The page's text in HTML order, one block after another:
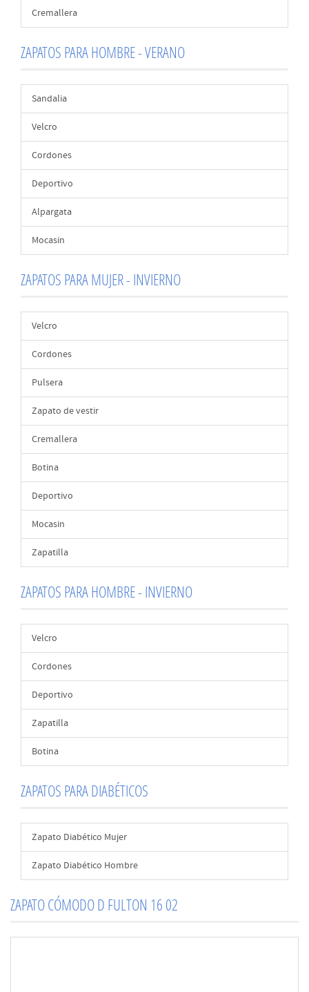
Cremallera
ZAPATOS PARA HOMBRE - VERANO
Sandalia
Velcro
Cordones
Deportivo
Alpargata
Mocasin
ZAPATOS PARA MUJER - INVIERNO
Velcro
Cordones
Pulsera
Zapato de vestir
Cremallera
Botina
Deportivo
Mocasin
Zapatilla
ZAPATOS PARA HOMBRE - INVIERNO
Velcro
Cordones
Deportivo
Zapatilla
Botina
ZAPATOS PARA DIABÉTICOS
Zapato Diabético Mujer
Zapato Diabético Hombre
ZAPATO CÓMODO D FULTON 16 02